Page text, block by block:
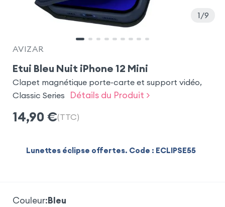
1 9
AVIZAR
Etui Bleu Nuit iPhone 12 Mini
Clapet magnétique porte-carte et support vidéo,
Classic Series
Détails du Produit >
14,90 €(TTC)
Lunettes éclipse offertes. Code : ECLIPSE55
Couleur:Bleu